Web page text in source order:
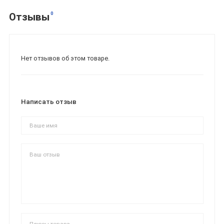
Отзывы 0
Нет отзывов об этом товаре.
Написать отзыв